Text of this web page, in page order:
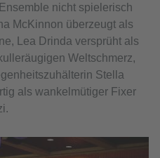
nicht spielerisch
McKinnon überzeugt als
Lea Drinda versprüht als
Weltschmerz,
Stella
als wankelmütiger Fixer